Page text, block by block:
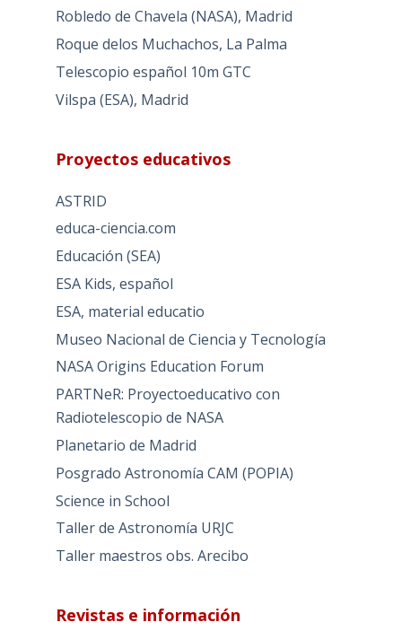
Robledo de Chavela (NASA), Madrid
Roque delos Muchachos, La Palma
Telescopio español 10m GTC
Vilspa (ESA), Madrid
Proyectos educativos
ASTRID
educa-ciencia.com
Educación (SEA)
ESA Kids, español
ESA, material educatio
Museo Nacional de Ciencia y Tecnología
NASA Origins Education Forum
PARTNeR: Proyectoeducativo con
Radiotelescopio de NASA
Planetario de Madrid
Posgrado Astronomía CAM (POPIA)
Science in School
Taller de Astronomía URJC
Taller maestros obs. Arecibo
Revistas e información